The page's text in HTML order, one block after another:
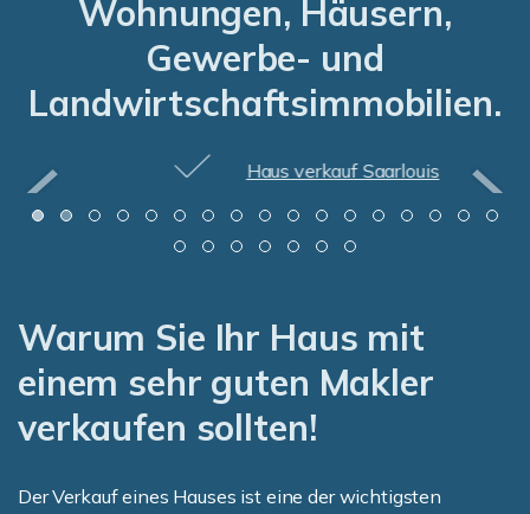
Wohnungen, Häusern,
Gewerbe- und
Landwirtschaftsimmobilien.
Haus verkauf Saarlouis
Warum Sie Ihr Haus mit
einem sehr guten Makler
verkaufen sollten!
Der Verkauf eines Hauses ist eine der wichtigsten